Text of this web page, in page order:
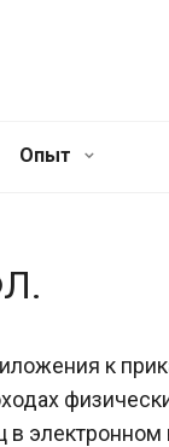
Опыт
к
электронном